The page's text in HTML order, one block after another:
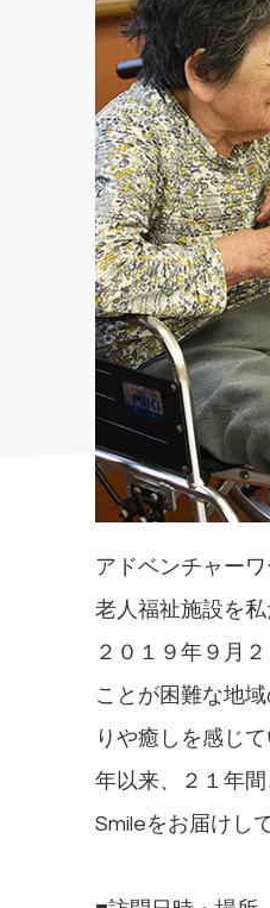
アドベンチャー
老人福祉施設を
２０１９年９月
ことが困難な地
りや癒しを感じ
年以来、２１年
Smileをお届けし